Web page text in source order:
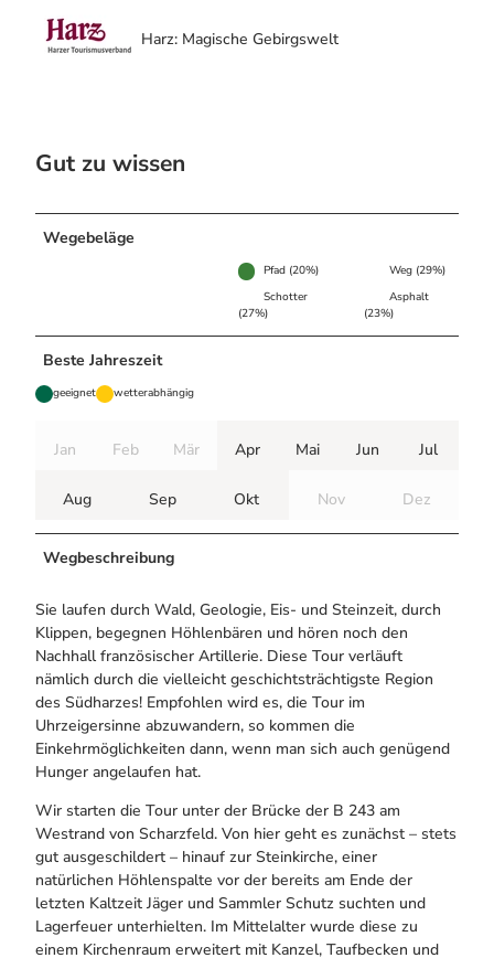
Harz: Magische Gebirgswelt
Gut zu wissen
Wegebeläge
Pfad (20%)
Weg (29%)
Schotter
(27%)
Asphalt
(23%)
Beste Jahreszeit
geeignet wetterabhängig
Jan Feb Mär Apr Mai Jun Jul
Aug Sep Okt Nov Dez
Wegbeschreibung
Sie laufen durch Wald, Geologie, Eis- und Steinzeit, durch
Klippen, begegnen Höhlenbären und hören noch den
Nachhall französischer Artillerie. Diese Tour verläuft
nämlich durch die vielleicht geschichtsträchtigste Region
des Südharzes! Empfohlen wird es, die Tour im
Uhrzeigersinne abzuwandern, so kommen die
Einkehrmöglichkeiten dann, wenn man sich auch genügend
Hunger angelaufen hat.
Wir starten die Tour unter der Brücke der B 243 am
Westrand von Scharzfeld. Von hier geht es zunächst – stets
gut ausgeschildert – hinauf zur Steinkirche, einer
natürlichen Höhlenspalte vor der bereits am Ende der
letzten Kaltzeit Jäger und Sammler Schutz suchten und
Lagerfeuer unterhielten. Im Mittelalter wurde diese zu
einem Kirchenraum erweitert mit Kanzel, Taufbecken und